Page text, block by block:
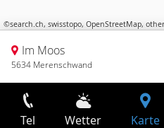
©search.ch, swisstopo, OpenStreetMap,
Im Moos
5634 Merenschwand
Tel Wetter Karte